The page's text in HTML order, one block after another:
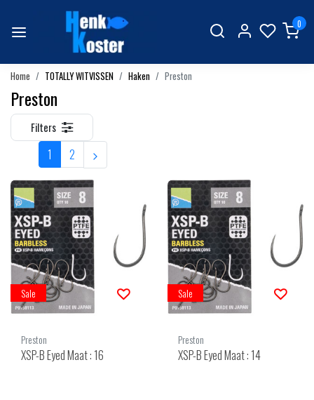
0
Home TOTALLY WITVISSEN Haken Preston
Preston
Filters
1 2
Sale
Preston
XSP-B Eyed Maat : 16
Sale
Preston
XSP-B Eyed Maat : 14